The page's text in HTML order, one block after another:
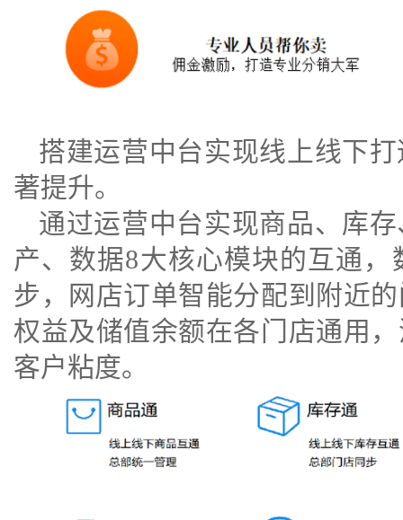
搭建运营中台实现线上线下
著提升。
通过运营中台实现商品、库
产、数据8大核心模块的互通
步，网店订单智能分配到附近
权益及储值余额在各门店通用
客户粘度。